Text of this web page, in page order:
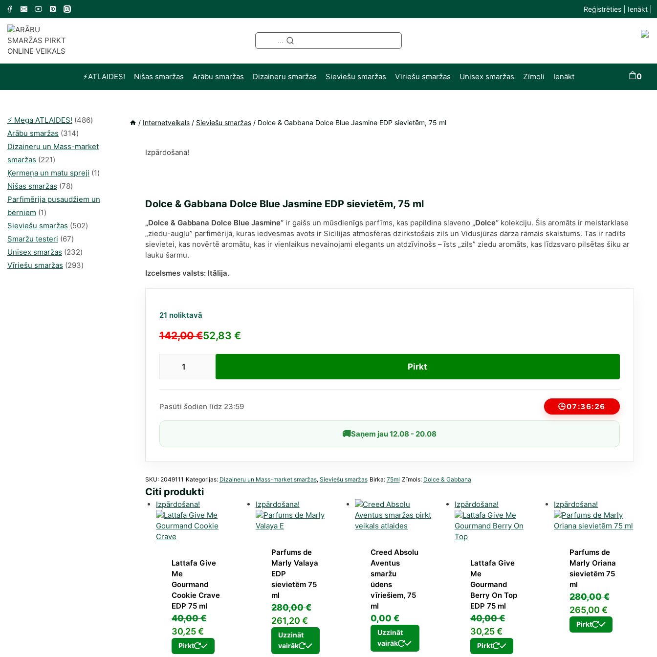
Skip
content
Reģistrēties | Ienākt |
⚡️ATLAIDES! Nišas smaržas Arābu smaržas Dizaineru smaržas Sieviešu smaržas Vīriešu smaržas Unisex smaržas Zīmoli Ienākt 0
/ Internetveikals / Sieviešu smaržas / Dolce & Gabbana Dolce Blue Jasmine EDP sievietēm, 75 ml
Izpārdošana!
Dolce & Gabbana Dolce Blue Jasmine EDP sievietēm, 75 ml
„Dolce & Gabbana Dolce Blue Jasmine“ir gaišs un mūsdienīgs parfīms, kas papildina slaveno „Dolce“kolekciju. Šis aromāts ir meistarklase
„ziedu-augļu” parfimērijā, kuras iedvesmas avots ir Sicīlijas atmosfēras dzirkstošais zils un Vidusjūras dārza rāmais skaistums. Tas ir radīts
sievietei, kas novērtē aromātu, kas ir vienlaikus nevainojami elegants un atdzīvinošs – īsts „zils” ziedu aromāts, kas līdzsvaro pilsētas šiku ar
lauku šarmu.
Izcelsmes valsts: Itālija.
21 noliktavā
142,00€
Original
52,83 €
Current
Dolce
sievietēm,
daudzums
Pirkt
Pasūti šodien līdz 23:59 🕒07:36:26
🚚Saņem jau 12.08 - 20.08
SKU: 2049111 Kategorijas: Dizaineru un Mass-market smaržas, Sieviešu smaržas Birka: 75ml Zīmols: Dolce & Gabbana
Citi produkti
Izpārdošana!
Lattafa Give
Me
Gourmand
Cookie Crave
EDP 75 ml
40,00€
Original
price
30,25€
price
Pirkt
Izpārdošana!
Parfums de
Marly Valaya
EDP
sievietēm 75
ml
280,00€
Original
price
was:
261,20 €Current
price
is:
Uzzināt
vairāk
Creed Absolu
Aventus
smaržu
ūdens
vīriešiem, 75
ml
0,00€
Uzzināt
vairāk
Izpārdošana!
Lattafa Give
Me
Gourmand
Berry On Top
EDP 75 ml
40,00€
Original
price
30,25€Current
price
Pirkt
Izpārdošana!
Parfums de
Marly Oriana
sievietēm 75
ml
280,00€
Original
price
was:
265,00€
price
is:
Pirkt
⚡️ Mega ATLAIDES! 486486
Arābu smaržas 314314
produkti
Dizaineru un Mass-market
smaržas 221221
produkts
Ķermeņa un matu spreji 11
Nišas smaržas 7878
produkts
Parfimērija pusaudžiem un
bērniem 11
produkti
Sieviešu smaržas 502502
Smaržu testeri 6767
produkts
Unisex smaržas 232232
produkts
Vīriešu smaržas 293293